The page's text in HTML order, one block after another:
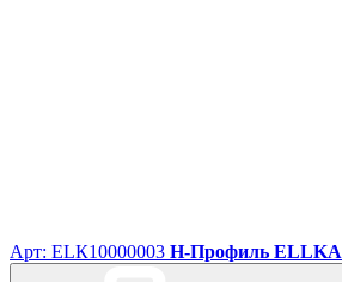
Арт: ЕLК10000003 H-Профиль ELLKA